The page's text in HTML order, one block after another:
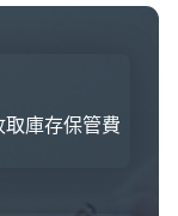
庫存保管費